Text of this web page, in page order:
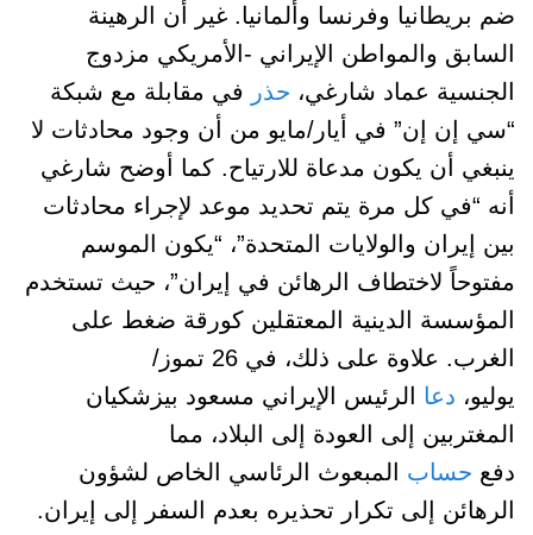
ضم بريطانيا وفرنسا وألمانيا. غير أن الرهينة
السابق والمواطن الإيراني -الأمريكي مزدوج
الجنسية عماد شارغي، حذر
في مقابلة مع شبكة
“سي إن إن” في أيار/مايو من أن وجود محادثات لا
ينبغي أن يكون مدعاة للارتياح. كما أوضح شارغي
أنه “في كل مرة يتم تحديد موعد لإجراء محادثات
بين إيران والولايات المتحدة”، “يكون الموسم
مفتوحاً لاختطاف الرهائن في إيران”، حيث تستخدم
المؤسسة الدينية المعتقلين كورقة ضغط على
الغرب. علاوة على ذلك، في 26 تموز/
يوليو، دعا الرئيس الإيراني مسعود بيزشكيان
المغتربين إلى العودة إلى البلاد، مما
دفع حساب المبعوث الرئاسي الخاص لشؤون
الرهائن إلى تكرار تحذيره بعدم السفر إلى إيران.